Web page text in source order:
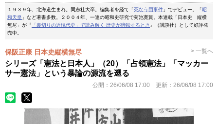
１９３９年、北海道生まれ。同志社大卒。編集者を経て「死なう団事件 」でデビュー。「昭
和天皇 」など著書多数。２００４年、一連の昭和史研究で菊池寛賞。本連載「日本史 縦横
無尽」が『 「裏切りの近現代史」で読み解く 歴史が暗転するとき 』（講談社）として好評発
売中。
保阪正康 日本史縦横無尽 > 一覧へ
シリーズ「憲法と日本人」（20）「占領憲法」「マッカー
サー憲法」という暴論の源流を遡る
公開： 26/06/08 17:00 更新： 26/06/08 17:00